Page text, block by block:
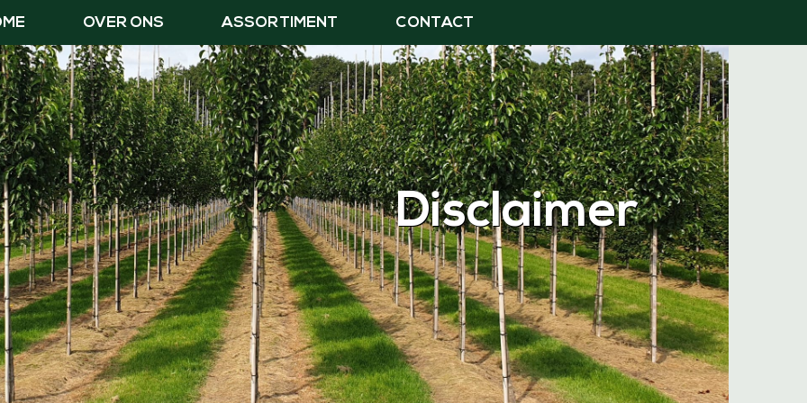
OVER ONS ASSORTIMENT CONTACT
Disclaimer